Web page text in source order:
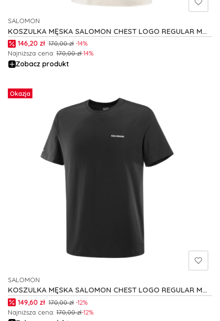
KOSZULKA MĘSKA SALOMON CHEST LOGO REGULAR M
C25258
PRODUCENT
SALOMON
Cena promocyjna
146,20 zł 170,00 zł -14%
Najniższa cena: 170,00 zł-14%
Zobacz produkt
Okazja
KOSZULKA MĘSKA SALOMON CHEST LOGO REGULAR M
C25262
PRODUCENT
SALOMON
Cena promocyjna
149,60 zł 170,00 zł -12%
Najniższa cena: 170,00 zł-12%